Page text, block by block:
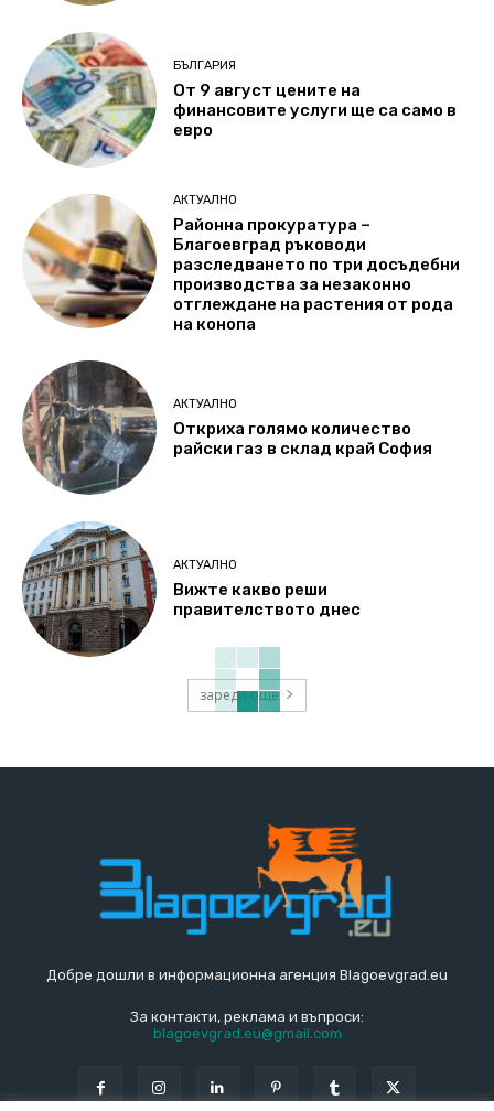
БЪЛГАРИЯ
От 9 август цените на
финансовите услуги ще са само в
евро
АКТУАЛНО
Районна прокуратура –
Благоевград ръководи
разследването по три досъдебни
производства за незаконно
отглеждане на растения от рода
на конопа
АКТУАЛНО
Откриха голямо количество
райски газ в склад край София
АКТУАЛНО
Вижте какво реши
правителството днес
зареди още
Добре дошли в информационна агенция Blagoevgrad.eu
За контакти, реклама и въпроси:
blagoevgrad.eu@gmail.com